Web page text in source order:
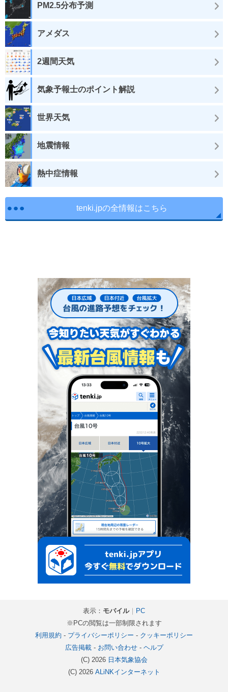
PM2.5分布予測
アメダス
2週間天気
気象予報士のポイント解説
世界天気
地震情報
熱中症情報
tenki.jpの全情報はこちら
表示： モバイル｜ PC
※PCの閲覧は一部制限されます
利用規約 - プライバシーポリシー - クッキーポリシー
広告掲載- お問い合わせ- ヘルプ
(C) 2026 日本気象協会
(C) 2026 ALiNKインターネット